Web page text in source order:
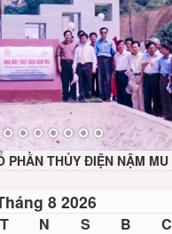
PHẦN THỦY ĐIỆN NẬM MU
8 2026
T N S B
C